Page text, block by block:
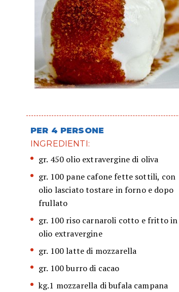
PER 4 PERSONE
INGREDIENTI:
gr. 450 olio extravergine di oliva
gr. 100 pane cafone fette sottili, con
olio lasciato tostare in forno e dopo
frullato
gr. 100 riso carnaroli cotto e fritto in
olio extravergine
gr. 100 latte di mozzarella
gr. 100 burro di cacao
kg.1 mozzarella di bufala campana